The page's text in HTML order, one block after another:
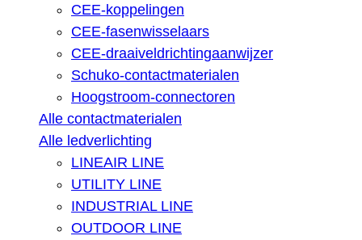
CEE-koppelingen
CEE-fasenwisselaars
CEE-draaiveldrichtingaanwijzer
Schuko-contactmaterialen
Hoogstroom-connectoren
Alle contactmaterialen
Alle ledverlichting
LINEAIR LINE
UTILITY LINE
INDUSTRIAL LINE
OUTDOOR LINE